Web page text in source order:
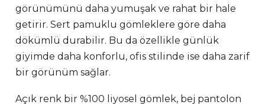
görünümünü daha yumuşak ve rahat bir hale
getirir. Sert pamuklu gömleklere göre daha
dökümlü durabilir. Bu da özellikle günlük
giyimde daha konforlu, ofis stilinde ise daha zarif
bir görünüm sağlar.
Açık renk bir %100 liyosel gömlek, bej pantolon